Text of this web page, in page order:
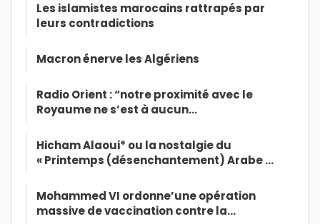
Les islamistes marocains rattrapés par
leurs contradictions
Macron énerve les Algériens
Radio Orient : “notre proximité avec le
Royaume ne s’est à aucun…
Hicham Alaoui* ou la nostalgie du
« Printemps (désenchantement) Arabe …
Mohammed VI ordonne’une opération
massive de vaccination contre la…